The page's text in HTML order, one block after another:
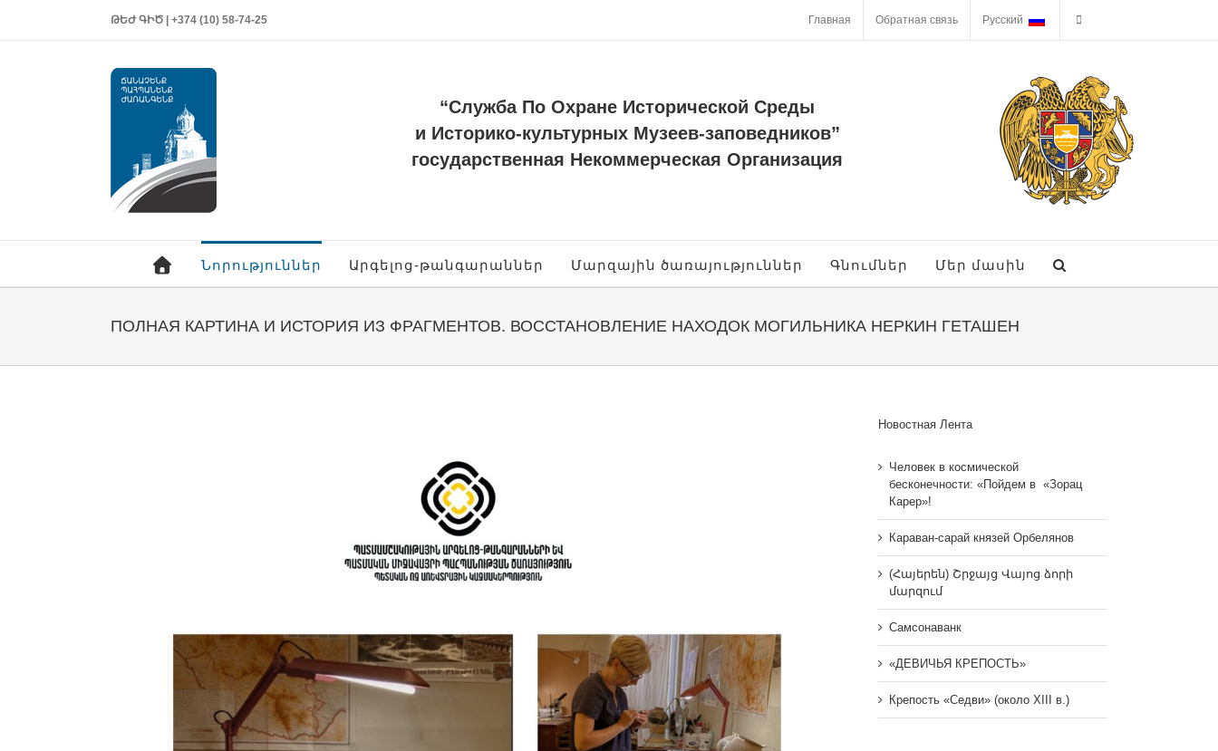
ԹԵԺ ԳԻԾ | +374 (10) 58-74-25 Главная Обратная связь Русский
“Служба По Охране Исторической Среды
и Историко-культурных Музеев-заповедников”
государственная Некоммерческая Организация
Նորություններ Արգելոց-թանգարաններ Մարզային ծառայություններ Գնումներ Մեր մասին
ПОЛНАЯ КАРТИНА И ИСТОРИЯ ИЗ ФРАГМЕНТОВ. ВОССТАНОВЛЕНИЕ НАХОДОК МОГИЛЬНИКА НЕРКИН ГЕТАШЕН
Новостная Лента
Человек в космической
бесконечности: «Пойдем в «Зорац
Карер»!
Караван-сарай князей Орбелянов
(Հայերեն) Շրջայց Վայոց ձորի
մարզում
Самсонаванк
«ДЕВИЧЬЯ КРЕПОСТЬ»
Крепость «Седви» (около XIII в.)